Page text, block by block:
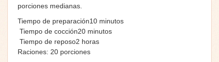
porciones medianas.
Tiempo de preparación10 minutos
Tiempo de cocción20 minutos
Tiempo de reposo2 horas
Raciones: 20 porciones